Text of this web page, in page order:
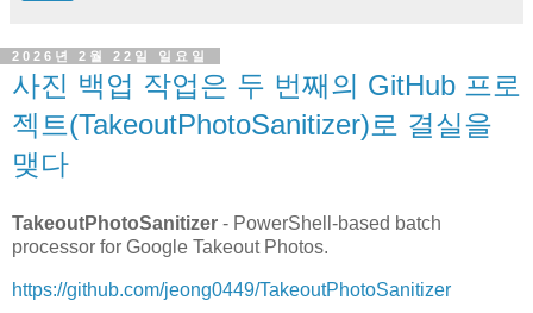
2026년 2월 22일 일요일
사진 백업 작업은 두 번째의 GitHub 프로
젝트(TakeoutPhotoSanitizer)로 결실을
맺다
TakeoutPhotoSanitizer - PowerShell-based batch
processor for Google Takeout Photos.
https://github.com/jeong0449/TakeoutPhotoSanitizer